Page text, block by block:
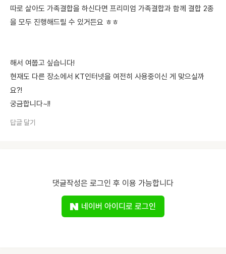
따로 살아도 가족결합을 하신다면 프리미엄 가족결합과 함께 결합 2종
을 모두 진행해드릴 수 있거든요 ㅎㅎ
해서 여쭙고 싶습니다!
현재도 다른 장소에서 KT인터넷을 여전히 사용중이신 게 맞으실까
요?!
궁금합니다~!!
답글 달기
댓글작성은 로그인 후 이용 가능합니다
네이버 아이디로 로그인